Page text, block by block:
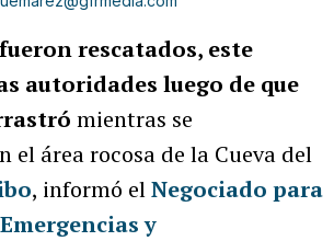
rescatados, este
autoridades luego de que
mientras se
el área rocosa de la Cueva del
, informó elNegociado para
y